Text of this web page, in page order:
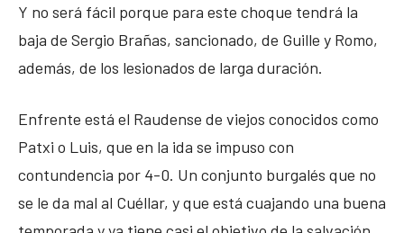
Y no será fácil porque para este choque tendrá la
baja de Sergio Brañas, sancionado, de Guille y Romo,
además, de los lesionados de larga duración.
Enfrente está el Raudense de viejos conocidos como
Patxi o Luis, que en la ida se impuso con
contundencia por 4-0. Un conjunto burgalés que no
se le da mal al Cuéllar, y que está cuajando una buena